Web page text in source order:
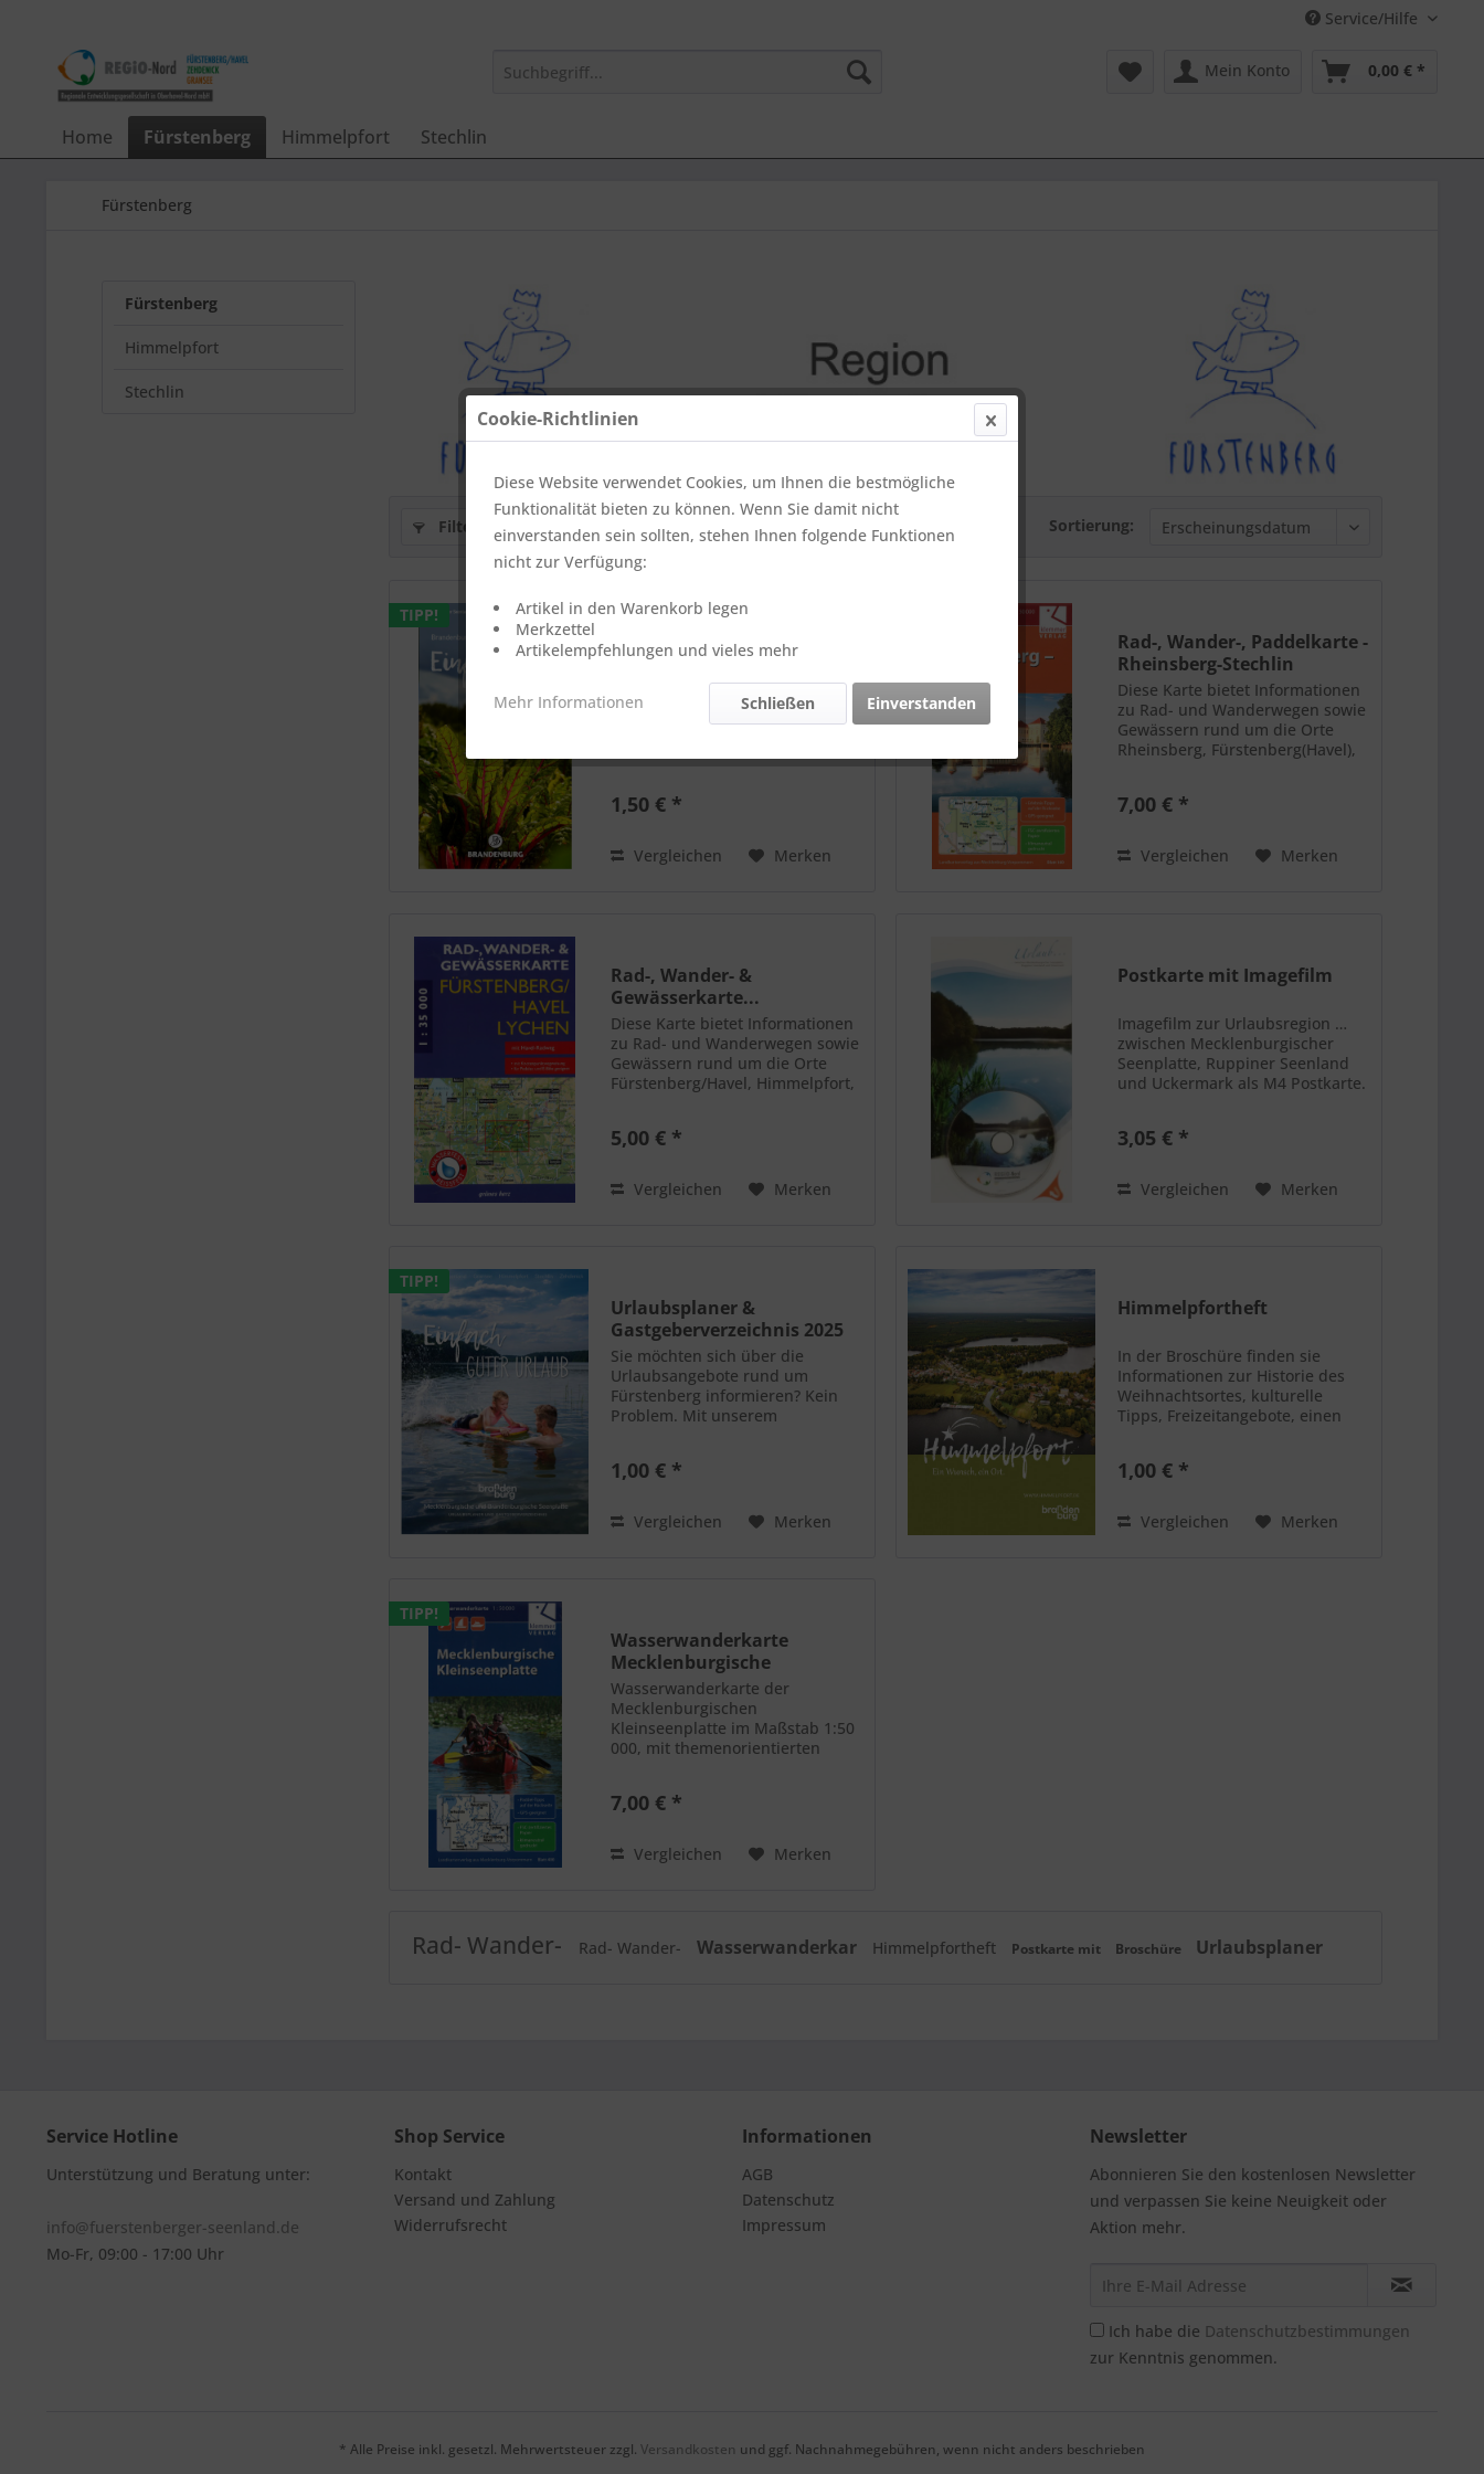
Service/Hilfe
Mein Konto 0,00 € *
Home Fürstenberg Himmelpfort Stechlin
Fürstenberg
Fürstenberg
Himmelpfort
Stechlin
Filtern Sortierung:
TIPP!
Broschüre „Einfach Gutes
Essen“
regionale Produkte,
Direktvermarkter und
Gastronomische Angebote
1,50 € *
Vergleichen Merken
Rad-, Wander-, Paddelkarte -
Rheinsberg-Stechlin
Diese Karte bietet Informationen
zu Rad- und Wanderwegen sowie
Gewässern rund um die Orte
Rheinsberg, Fürstenberg(Havel),
7,00 € *
Vergleichen Merken
Rad-, Wander- &
Gewässerkarte...
Diese Karte bietet Informationen
zu Rad- und Wanderwegen sowie
Gewässern rund um die Orte
Fürstenberg/Havel, Himmelpfort,
Maßstab 1:35 000, wasser-und
5,00 € *
Vergleichen Merken
Postkarte mit Imagefilm
Imagefilm zur Urlaubsregion …
zwischen Mecklenburgischer
Seenplatte, Ruppiner Seenland
und Uckermark als M4 Postkarte.
3,05 € *
Vergleichen Merken
TIPP!
Urlaubsplaner &
Gastgeberverzeichnis 2025
Sie möchten sich über die
Urlaubsangebote rund um
Fürstenberg informieren? Kein
Problem. Mit unserem
das Übernachtungsangebot,
Sehenswürdigkeiten sowie...
1,00 € *
Vergleichen Merken
Himmelpfortheft
In der Broschüre finden sie
Informationen zur Historie des
Weihnachtsortes, kulturelle
Tipps, Freizeitangebote, einen
Fürstenberger Seenland.
1,00 € *
Vergleichen Merken
TIPP!
Wasserwanderkarte
Mecklenburgische
Kleinseenplatte
Wasserwanderkarte der
Mecklenburgischen
Kleinseenplatte im Maßstab 1:50
000, mit themenorientierten
Bootsvermietung sowie
false false false DE X-NONE X-
NONE -...
7,00 € *
Vergleichen Merken
Rad- Wander- Rad- Wander- Wasserwanderkar Himmelpfortheft Postkarte mit Broschüre Urlaubsplaner
Service Hotline
Unterstützung und Beratung unter:
info@fuerstenberger-seenland.de
Mo-Fr, 09:00 - 17:00 Uhr
Shop Service
Kontakt
Versand und Zahlung
Widerrufsrecht
Informationen
AGB
Datenschutz
Impressum
Newsletter
Abonnieren Sie den kostenlosen Newsletter
und verpassen Sie keine Neuigkeit oder
Aktion mehr.
Ich habe die Datenschutzbestimmungen
zur Kenntnis genommen.
* Alle Preise inkl. gesetzl. Mehrwertsteuer zzgl. Versandkosten und ggf. Nachnahmegebühren, wenn nicht anders beschrieben
Cookie-Richtlinien
Diese Website verwendet Cookies, um Ihnen die bestmögliche
Funktionalität bieten zu können. Wenn Sie damit nicht
einverstanden sein sollten, stehen Ihnen folgende Funktionen
nicht zur Verfügung:
Artikel in den Warenkorb legen
Merkzettel
Artikelempfehlungen und vieles mehr
Mehr Informationen Einverstanden
Schließen